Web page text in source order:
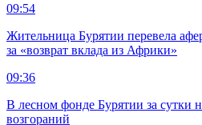
09:54
Жительница Бурятии перевела
за «возврат вклада из Африки»
09:36
В лесном фонде Бурятии за сутки
возгораний